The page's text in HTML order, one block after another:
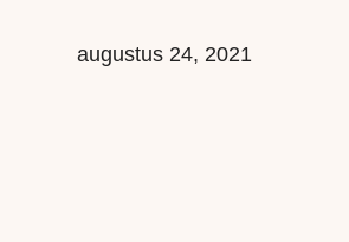
augustus 24, 2021